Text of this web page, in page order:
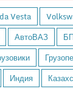
Vesta
АвтоВАЗ
Индия